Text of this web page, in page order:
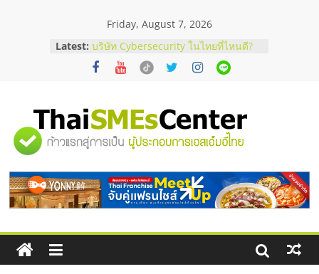
Friday, August 7, 2026
Latest: บริษัท Cybersecurity ในไทยที่ไหนดี?
วิธีเลือกผู้ให้บริการให้คุ้มค่าและตอบ
โจทย์ธุรกิจ
สัมมนาออนไลน์ โอกาสบริหารสถานี
บริการน้ำมัน Shell
สัมมนาลงทุน แฟรนไชส์ยอนนี่
ไชส์ ครั้งที่ 8
ร้านเครื่องเสียงคุณภาพสูง พร้อม
โซลูชันระบบภาพและเสียง
"ศูนย์
รวม
ข้อมูล
ธุรกิจ